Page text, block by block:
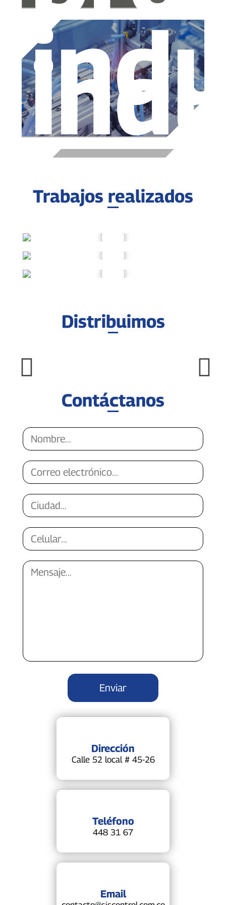
Trabajos realizados
Distribuimos
Contáctanos
Dirección
Calle 52 local # 45-26
Teléfono
448 31 67
Email